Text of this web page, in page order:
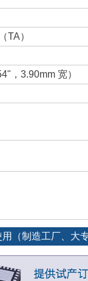
TA）
，3.90mm 宽）
（制造工厂、大